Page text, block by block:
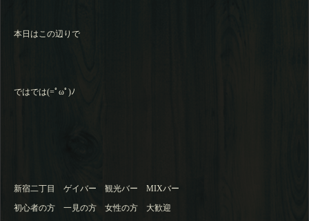
本日はこの辺りで
ではでは(=ﾟωﾟ)ﾉ
新宿二丁目 ゲイバー 観光バー MIXバー
初心者の方 一見の方 女性の方 大歓迎